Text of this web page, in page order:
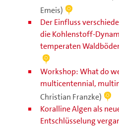
Emeis)
Der Einfluss
die Kohlenstoff-
temperaten
Workshop: What do
multicentennial,
Christian Franzke)
Koralline Algen als
Entschlüsselung